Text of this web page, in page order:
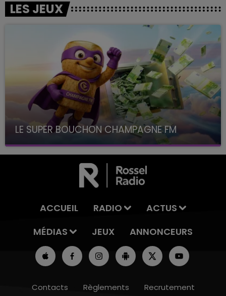
LES JEUX
LE SUPER BOUCHON CHAMPAGNE FM
avec La Famille Champagne FM, à 8H10
ACCUEIL RADIO
ACTUS
MÉDIAS
JEUX ANNONCEURS
Contacts Règlements Recrutement